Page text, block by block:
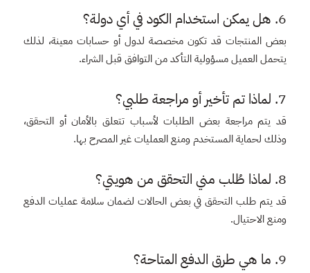
6. هل يمكن استخدام الكود في أي دولة؟
بعض المنتجات قد تكون مخصصة لدول أو حسابات معينة، لذلك
يتحمل العميل مسؤولية التأكد من التوافق قبل الشراء.
7. لماذا تم تأخير أو مراجعة طلبي؟
قد يتم مراجعة بعض الطلبات لأسباب تتعلق بالأمان أو التحقق،
وذلك لحماية المستخدم ومنع العمليات غير المصرح بها.
8. لماذا طُلب مني التحقق من هويتي؟
قد يتم طلب التحقق في بعض الحالات لضمان سلامة عمليات الدفع
ومنع الاحتيال.
9. ما هي طرق الدفع المتاحة؟